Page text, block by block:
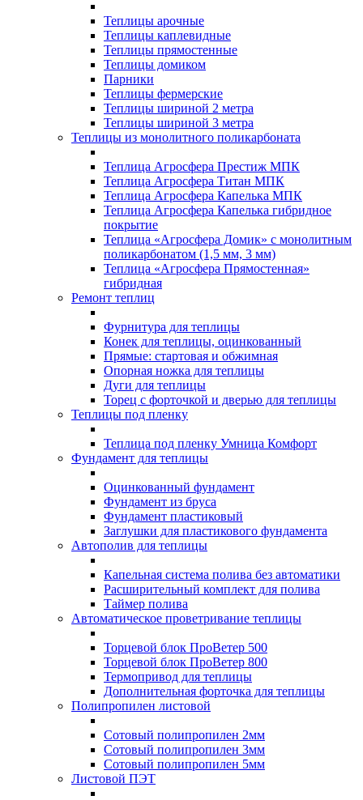
Теплицы арочные
Теплицы каплевидные
Теплицы прямостенные
Теплицы домиком
Парники
Теплицы фермерские
Теплицы шириной 2 метра
Теплицы шириной 3 метра
Теплицы из монолитного поликарбоната
Теплица Агросфера Престиж МПК
Теплица Агросфера Титан МПК
Теплица Агросфера Капелька МПК
Теплица Агросфера Капелька гибридное
покрытие
Теплица «Агросфера Домик» с монолитным
поликарбонатом (1,5 мм, 3 мм)
Теплица «Агросфера Прямостенная»
гибридная
Ремонт теплиц
Фурнитура для теплицы
Конек для теплицы, оцинкованный
Прямые: стартовая и обжимная
Опорная ножка для теплицы
Дуги для теплицы
Торец с форточкой и дверью для теплицы
Теплицы под пленку
Теплица под пленку Умница Комфорт
Фундамент для теплицы
Оцинкованный фундамент
Фундамент из бруса
Фундамент пластиковый
Заглушки для пластикового фундамента
Автополив для теплицы
Капельная система полива без автоматики
Расширительный комплект для полива
Таймер полива
Автоматическое проветривание теплицы
Торцевой блок ПроВетер 500
Торцевой блок ПроВетер 800
Термопривод для теплицы
Дополнительная форточка для теплицы
Полипропилен листовой
Сотовый полипропилен 2мм
Сотовый полипропилен 3мм
Сотовый полипропилен 5мм
Листовой ПЭТ